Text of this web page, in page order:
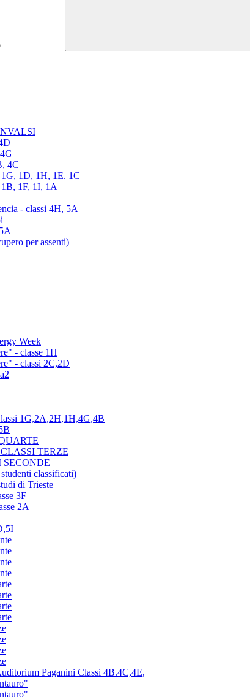
4C
1G, 1D, 1H, 1E. 1C
1F, 1I, 1A
- classi 4H, 5A
per assenti)
Week
- classe 1H
- classi 2C,2D
1G,2A,2H,1H,4G,4B
TERZE
SECONDE
classificati)
di Trieste
3F
2A
Paganini Classi 4B.4C,4E,